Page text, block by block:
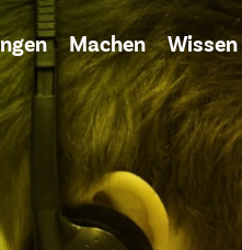
Machen Wissen